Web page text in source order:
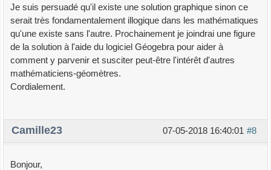
Je suis persuadé qu'il existe une solution graphique sinon ce
serait très fondamentalement illogique dans les mathématiques
qu'une existe sans l'autre. Prochainement je joindrai une figure
de la solution à l'aide du logiciel Géogebra pour aider à
comment y parvenir et susciter peut-être l'intérêt d'autres
mathématiciens-géomètres.
Cordialement.
#8
07-05-2018 16:40:01
Camille23
Bonjour,